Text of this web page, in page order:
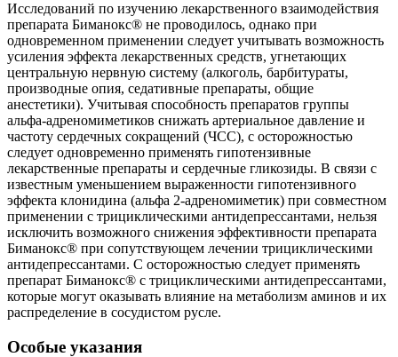
Исследований по изучению лекарственного взаимодействия
препарата Биманокс® не проводилось, однако при
одновременном применении следует учитывать возможность
усиления эффекта лекарственных средств, угнетающих
центральную нервную систему (алкоголь, барбитураты,
производные опия, седативные препараты, общие
анестетики). Учитывая способность препаратов группы
альфа-адреномиметиков снижать артериальное давление и
частоту сердечных сокращений (ЧСС), с осторожностью
следует одновременно применять гипотензивные
лекарственные препараты и сердечные гликозиды. В связи с
известным уменьшением выраженности гипотензивного
эффекта клонидина (альфа 2-адреномиметик) при совместном
применении с трициклическими антидепрессантами, нельзя
исключить возможного снижения эффективности препарата
Биманокс® при сопутствующем лечении трициклическими
антидепрессантами. С осторожностью следует применять
препарат Биманокс® с трициклическими антидепрессантами,
которые могут оказывать влияние на метаболизм аминов и их
распределение в сосудистом русле.
Особые указания